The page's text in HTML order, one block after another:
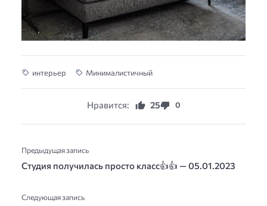
интерьер Минималистичный
Нравится: 25 0
Предыдущая запись
Студия получилась просто класс👍️👍️ — 05.01.2023
Следующая запись